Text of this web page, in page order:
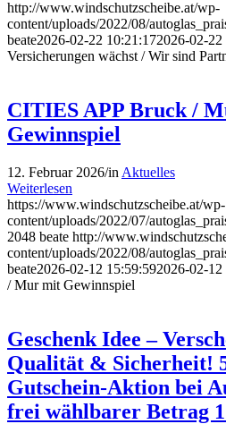
http://www.windschutzscheibe.at/wp-
content/uploads/2022/08/
beate2026-02-22 10:21:172026-02-22
Versicherungen wächst / Wir sind
CITIES APP Bruck /
Gewinnspiel
12. Februar 2026/in Aktuelles
Weiterlesen
https://www.windschutzscheibe.at/wp-
content/uploads/2022/07/
2048 beate http://
content/uploads/2022/08/
beate2026-02-12 15:59:592026-02-
/ Mur mit Gewinnspiel
Geschenk Idee –
Qualität & Sicherheit!
Gutschein-Aktion bei
frei wählbarer Betrag